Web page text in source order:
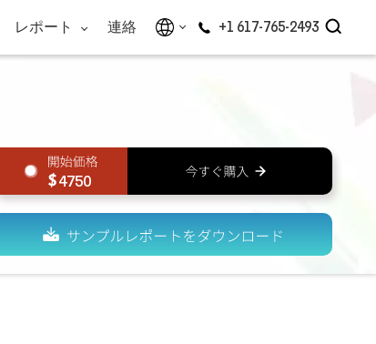
レポート 連絡 +1 617-765-2493
4750